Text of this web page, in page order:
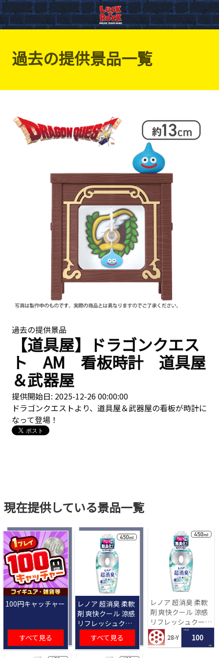
過去の提供景品一覧
過去の提供景品
【道具屋】ドラゴンクエス
ト AM 看板時計 道具屋
＆武器屋
提供開始日: 2025-12-26 00:00:00
ドラゴンクエストより、道具屋＆武器屋の看板が時計に
なって登場！
現在提供している景品一覧
100円キャッチャー
すべて見る
レノア 超消臭 柔軟
剤 爽快クール 涼感
リフレッシュクー
ルの香り 450mL
すべて見る
レノア 超消臭 柔軟
剤 爽快クール 涼感
リフレッシュクール
の香り 450mL[R]
28-Y
1 PLAY
100
LRC